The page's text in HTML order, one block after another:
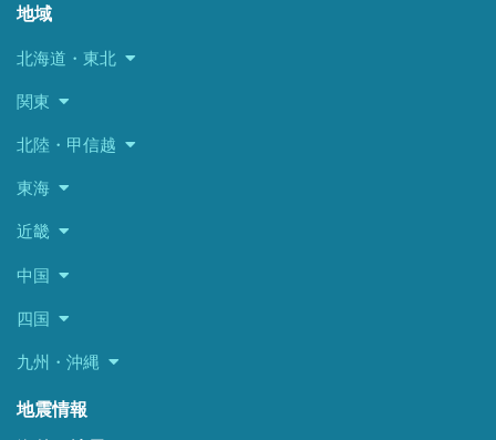
地域
北海道・東北
関東
北陸・甲信越
東海
近畿
中国
四国
九州・沖縄
地震情報